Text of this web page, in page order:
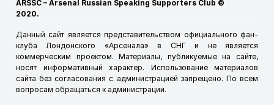
ARSSC – Arsenal Russian Speaking Supporters Club ©
2020.
Данный сайт является представительством официального фан-
клуба Лондонского «Арсенала» в СНГ и не является
коммерческим проектом. Материалы, публикуемые на сайте,
носят информативный характер. Использование материалов
сайта без согласования с администрацией запрещено. По всем
вопросам обращаться к администрации.